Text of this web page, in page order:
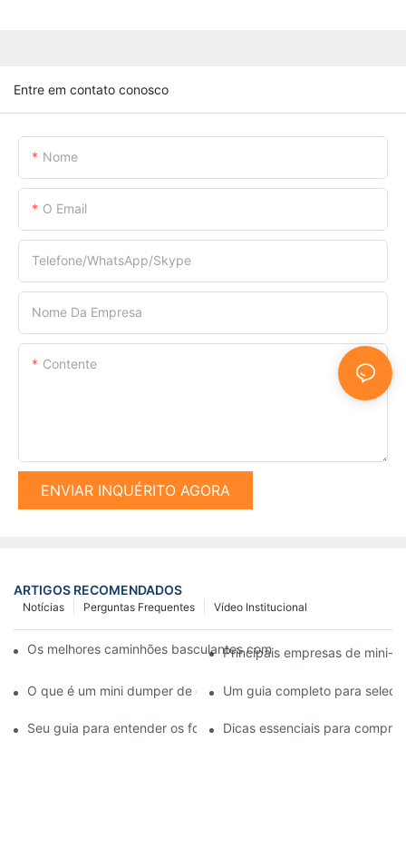
Entre em contato conosco
Nome
O Email
Telefone/WhatsApp/Skype
Nome Da Empresa
Contente
ENVIAR INQUÉRITO AGORA
ARTIGOS RECOMENDADOS
Vídeo Institucional
Perguntas Frequentes
Notícias
Os melhores caminhões basculantes com esteiras disponíveis
Principais empresas de mini-
O que é um mini dumper de esteiras e quais são seus
Um guia completo para
Seu guia para entender os fornecedores de martelos
Dicas essenciais para